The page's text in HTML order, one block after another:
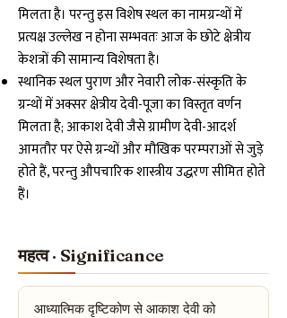
मिलता है। परन्तु इस विशेष स्थल का नामग्रन्थों में
प्रत्यक्ष उल्लेख न होना सम्भवतः आज के छोटे क्षेत्रीय
केशत्रों की सामान्य विशेषता है।
स्थानिक स्थल पुराण और नेवारी लोक-संस्कृति के
ग्रन्थों में अक्सर क्षेत्रीय देवी-पूजा का विस्तृत वर्णन
मिलता है; आकाश देवी जैसे ग्रामीण देवी-आदर्श
आमतौर पर ऐसे ग्रन्थों और मौखिक परम्पराओं से जुड़े
होते हैं, परन्तु औपचारिक शास्त्रीय उद्धरण सीमित होते
हैं।
महत्व · Significance
आध्यात्मिक दृष्टिकोण से आकाश देवी को